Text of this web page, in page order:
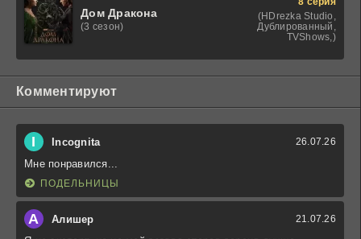
Дом Дракона
(3 сезон)
(HDrezka Studio,
Дублированный,
TVShows,)
Комментируют
I Incognita 26.07.26
Мне понравился...
ПОДЕЛЬНИЦЫ
А Алишер 21.07.26